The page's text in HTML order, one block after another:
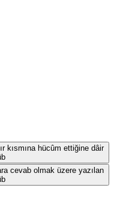
kısmına hücûm ettiğine dâir
cevab olmak üzere yazılan